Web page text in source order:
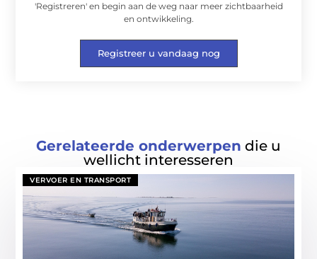
'Registreren' en begin aan de weg naar meer zichtbaarheid
en ontwikkeling.
Registreer u vandaag nog
Gerelateerde onderwerpen die u
wellicht interesseren
VERVOER EN TRANSPORT